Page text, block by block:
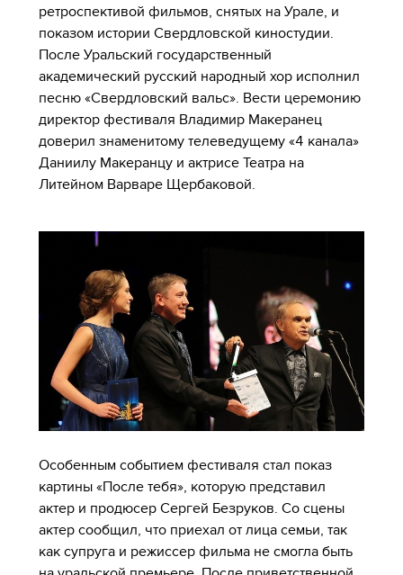
ретроспективой фильмов, снятых на Урале, и
показом истории Свердловской киностудии.
После Уральский государственный
академический русский народный хор исполнил
песню «Свердловский вальс». Вести церемонию
директор фестиваля Владимир Макеранец
доверил знаменитому телеведущему «4 канала»
Даниилу Макеранцу и актрисе Театра на
Литейном Варваре Щербаковой.
Особенным событием фестиваля стал показ
картины «После тебя», которую представил
актер и продюсер Сергей Безруков. Со сцены
актер сообщил, что приехал от лица семьи, так
как супруга и режиссер фильма не смогла быть